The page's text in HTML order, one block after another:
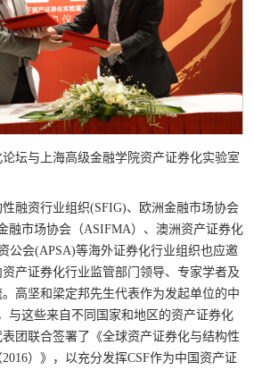
坛与上海高级金融学院资产证券化实验室
融资行业组织(SFIG)、欧洲金融市场协会
融市场协会（ASIFMA）、澳洲资产证券化
公会(APSA)等海外证券化行业组织也应邀
产证券化行业监管部门领导、专家学者及
高坚和梁定邦先生代表作为发起单位的中
与这些来自不同国家和地区的资产证券化
团联合签署了《全球资产证券化与结构性
2016）》，以充分发挥CSF作为中国资产证